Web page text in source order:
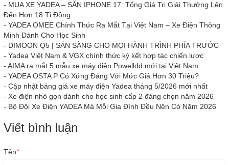
- MUA XE YADEA – SĂN IPHONE 17: Tổng Giá Trị Giải Thưởng Lên
Đến Hơn 18 Tỉ Đồng
- YADEA OMEE Chính Thức Ra Mắt Tại Việt Nam – Xe Điện Thông
Minh Dành Cho Học Sinh
- DIMOON Q5 | SẴN SÀNG CHO MỌI HÀNH TRÌNH PHÍA TRƯỚC
- Yadea Việt Nam & VGX chính thức ký kết hợp tác chiến lược
- AIMA ra mắt 5 mẫu xe máy điện Powelldd mới tại Việt Nam
- YADEA OSTA P Có Xứng Đáng Với Mức Giá Hơn 30 Triệu?
- Cập nhật bảng giá xe máy điện Yadea tháng 5/2026 mới nhất
- Xe điện nhỏ gọn dành cho học sinh cấp 2 đáng chọn năm 2026
- Bộ Đôi Xe Điện YADEA Mà Mỗi Gia Đình Đều Nên Có Năm 2026
Viết bình luận
Tên*